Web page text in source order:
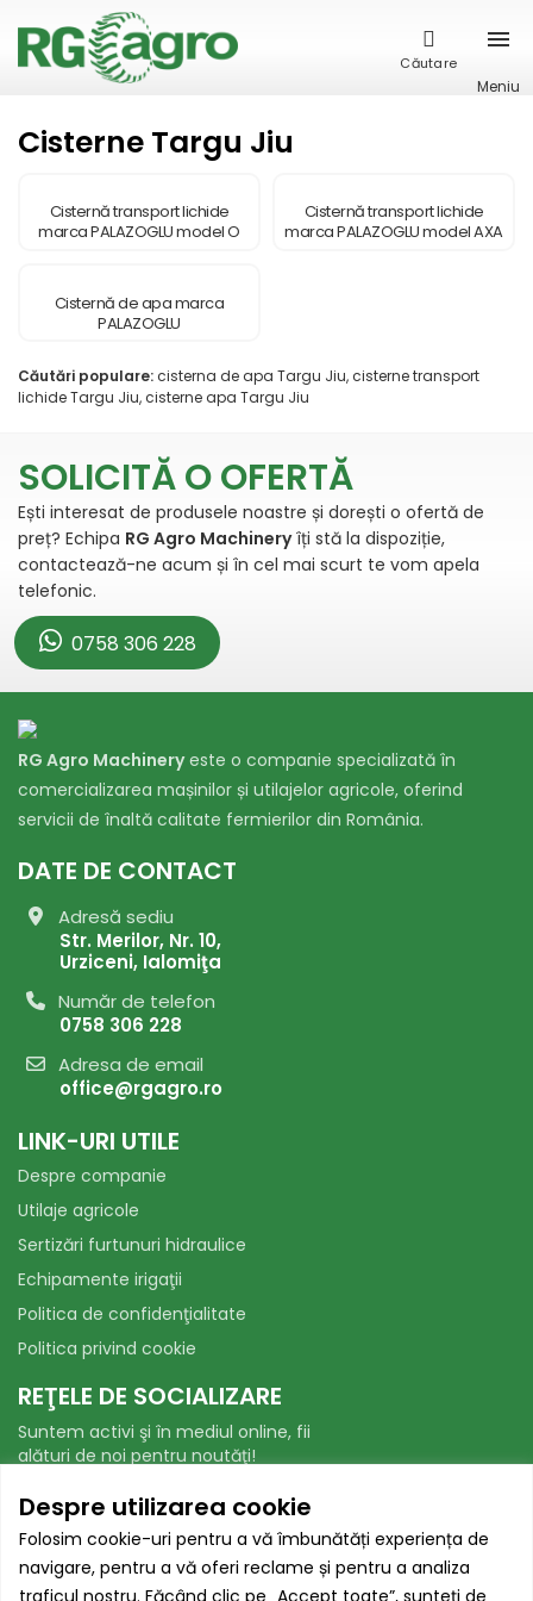
Despre utilizarea cookie
Folosim cookie-uri pentru a vă îmbunătăți experiența de
navigare, pentru a vă oferi reclame și pentru a analiza
traficul nostru. Făcând clic pe „Accept toate”, sunteți de
Căutare
Meniu
Cisterne Targu Jiu
Cisternă transport lichide
marca PALAZOGLU model O
Cisternă transport lichide
marca PALAZOGLU model AXA
Cisternă de apa marca
PALAZOGLU
Căutări populare:cisterna de apa Targu Jiu, cisterne transport
lichide Targu Jiu, cisterne apa Targu Jiu
SOLICITĂ O OFERTĂ
Ești interesat de produsele noastre și dorești o ofertă de
preț? Echipa RG Agro Machineryîți stă la dispoziție,
contactează-ne acum și în cel mai scurt te vom apela
telefonic.
0758 306 228
RG Agro Machineryeste o companie specializată în
comercializarea mașinilor și utilajelor agricole, oferind
servicii de înaltă calitate fermierilor din România.
DATE DE CONTACT
Adresă sediu
Str. Merilor, Nr. 10,
Urziceni, Ialomiţa
Număr de telefon
0758 306 228
Adresa de email
office@rgagro.ro
LINK-URI UTILE
Despre companie
Utilaje agricole
Sertizări furtunuri hidraulice
Echipamente irigaţii
Politica de confidenţialitate
Politica privind cookie
REŢELE DE SOCIALIZARE
Suntem activi şi în mediul online, fii
alături de noi pentru noutăţi!
Facebook WhatsApp
AUTORITATEA NAȚIONALĂ PENTRU
PROTECȚIA CONSUMATORILOR